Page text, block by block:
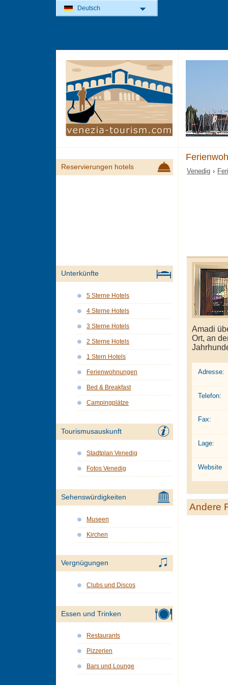
Venedig ›
Amadi
Ort, an
Adresse:
Telefon:
Fax:
Lage:
Website
Andere
Reservierungen hotels
Unterkünfte
5 Sterne Hotels
4 Sterne Hotels
3 Sterne Hotels
2 Sterne Hotels
1 Stern Hotels
Ferienwohnungen
Bed & Breakfast
Campingplätze
Tourismusauskunft
Stadtplan Venedig
Fotos Venedig
Sehenswürdigkeiten
Museen
Kirchen
Vergnügungen
Clubs und Discos
Essen und Trinken
Restaurants
Pizzerien
Bars und Lounge
Deutsch